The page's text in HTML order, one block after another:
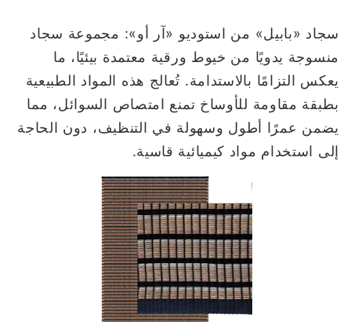
سجاد «بابيل» من استوديو «آر أو»: مجموعة سجاد
منسوجة يدويًا من خيوط ورقية معتمدة بيئيًا، ما
يعكس التزامًا بالاستدامة. تُعالج هذه المواد الطبيعية
بطبقة مقاومة للأوساخ تمنع امتصاص السوائل، مما
يضمن عمرًا أطول وسهولة في التنظيف، دون الحاجة
إلى استخدام مواد كيميائية قاسية.